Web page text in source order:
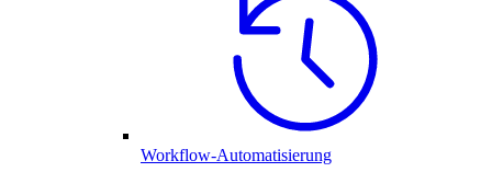
Workflow-Automatisierung